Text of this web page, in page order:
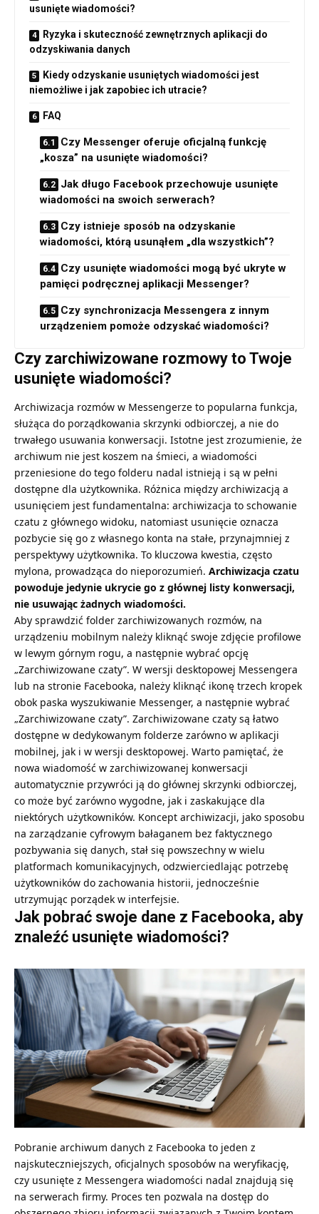
usunięte wiadomości?
Ryzyka i skuteczność zewnętrznych aplikacji do
odzyskiwania danych
Kiedy odzyskanie usuniętych wiadomości jest
niemożliwe i jak zapobiec ich utracie?
FAQ
Czy Messenger oferuje oficjalną funkcję
„kosza” na usunięte wiadomości?
Jak długo Facebook przechowuje usunięte
wiadomości na swoich serwerach?
Czy istnieje sposób na odzyskanie
wiadomości, którą usunąłem „dla wszystkich”?
Czy usunięte wiadomości mogą być ukryte w
pamięci podręcznej aplikacji Messenger?
Czy synchronizacja Messengera z innym
urządzeniem pomoże odzyskać wiadomości?
Czy zarchiwizowane rozmowy to Twoje
usunięte wiadomości?
Archiwizacja rozmów w Messengerze to popularna funkcja,
służąca do porządkowania skrzynki odbiorczej, a nie do
trwałego usuwania konwersacji. Istotne jest zrozumienie, że
archiwum nie jest koszem na śmieci, a wiadomości
przeniesione do tego folderu nadal istnieją i są w pełni
dostępne dla użytkownika. Różnica między archiwizacją a
usunięciem jest fundamentalna: archiwizacja to schowanie
czatu z głównego widoku, natomiast usunięcie oznacza
pozbycie się go z własnego konta na stałe, przynajmniej z
perspektywy użytkownika. To kluczowa kwestia, często
mylona, prowadząca do nieporozumień. Archiwizacja czatu
powoduje jedynie ukrycie go z głównej listy konwersacji,
nie usuwając żadnych wiadomości.
Aby sprawdzić folder zarchiwizowanych rozmów, na
urządzeniu mobilnym należy kliknąć swoje zdjęcie profilowe
w lewym górnym rogu, a następnie wybrać opcję
„Zarchiwizowane czaty”. W wersji desktopowej Messengera
lub na stronie Facebooka, należy kliknąć ikonę trzech kropek
obok paska wyszukiwanie Messenger, a następnie wybrać
„Zarchiwizowane czaty”. Zarchiwizowane czaty są łatwo
dostępne w dedykowanym folderze zarówno w aplikacji
mobilnej, jak i w wersji desktopowej. Warto pamiętać, że
nowa wiadomość w zarchiwizowanej konwersacji
automatycznie przywróci ją do głównej skrzynki odbiorczej,
co może być zarówno wygodne, jak i zaskakujące dla
niektórych użytkowników. Koncept archiwizacji, jako sposobu
na zarządzanie cyfrowym bałaganem bez faktycznego
pozbywania się danych, stał się powszechny w wielu
platformach komunikacyjnych, odzwierciedlając potrzebę
użytkowników do zachowania historii, jednocześnie
utrzymując porządek w interfejsie.
Jak pobrać swoje dane z Facebooka, aby
znaleźć usunięte wiadomości?
Pobranie archiwum danych z Facebooka to jeden z
najskuteczniejszych, oficjalnych sposobów na weryfikację,
czy usunięte z Messengera wiadomości nadal znajdują się
na serwerach firmy. Proces ten pozwala na dostęp do